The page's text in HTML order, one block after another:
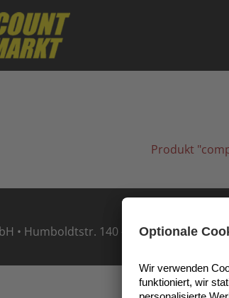
Produkt
• Humboldtstr. 140 - 144 • 51149 Köln,